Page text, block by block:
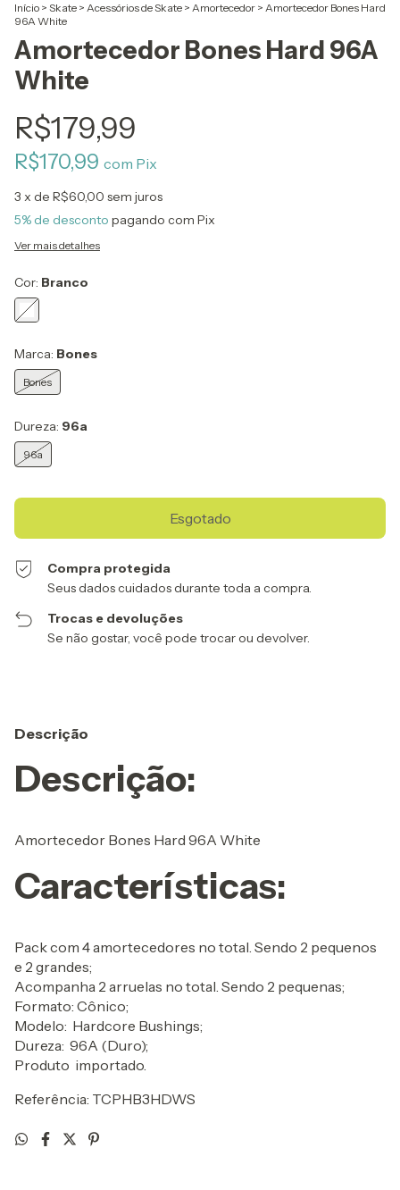
Início > Skate > Acessórios de Skate > Amortecedor > Amortecedor Bones Hard
96A White
Amortecedor Bones Hard 96A
White
R$179,99
R$170,99 com Pix
3 x de R$60,00 sem juros
5% de desconto pagando com Pix
Ver mais detalhes
Cor: Branco
Marca: Bones
Bones
Dureza: 96a
96a
Compra protegida
Seus dados cuidados durante toda a compra.
Trocas e devoluções
Se não gostar, você pode trocar ou devolver.
Descrição
Descrição:
Amortecedor Bones Hard 96A White
Características:
Pack com 4 amortecedores no total. Sendo 2 pequenos
e 2 grandes;
Acompanha 2 arruelas no total. Sendo 2 pequenas;
Formato: Cônico;
Modelo: Hardcore Bushings;
Dureza: 96A (Duro);
Produto importado.
Referência: TCPHB3HDWS